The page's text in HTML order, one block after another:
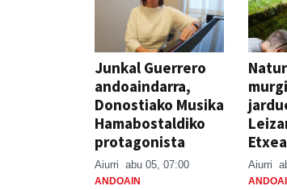
Junkal Guerrero
andoaindarra,
Donostiako Musika
Hamabostaldiko
protagonista
Aiurri abu 05, 07:00
ANDOAIN
Aiurri